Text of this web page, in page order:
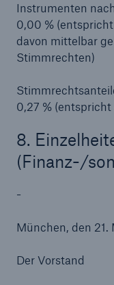
Instrumenten
0,00 %
davon mittelbar
Stimmrechten)
0,27 %
8.
(Finanz-/
-
München, den 21.
Der Vorstand
Lösungen